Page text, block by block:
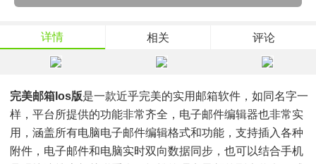
详情 相关 评论
完美邮箱ios版是一款近乎完美的实用邮箱软件，如同名字一
样，平台所提供的功能非常齐全，电子邮件编辑器也非常实
用，涵盖所有电脑电子邮件编辑格式和功能，支持插入各种
附件，电子邮件和电脑实时双向数据同步，也可以结合手机